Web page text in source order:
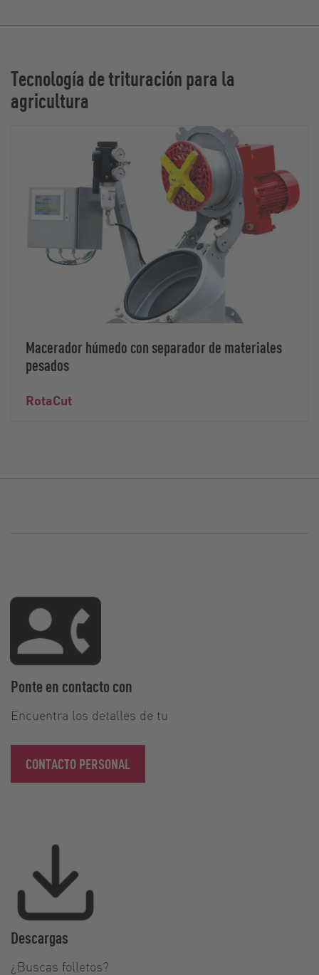
Tecnología de trituración para la
agricultura
Macerador húmedo con separador de materiales
pesados
RotaCut
Ponte en contacto con
Encuentra los detalles de tu
CONTACTO PERSONAL
Descargas
¿Buscas folletos?